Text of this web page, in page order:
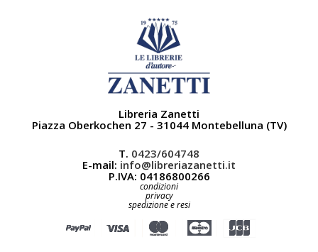
Libreria Zanetti
Piazza Oberkochen 27 - 31044 Montebelluna (TV)
T. 0423/604748
E-mail: info@libreriazanetti.it
P.IVA: 04186800266
condizioni
privacy
spedizione e resi